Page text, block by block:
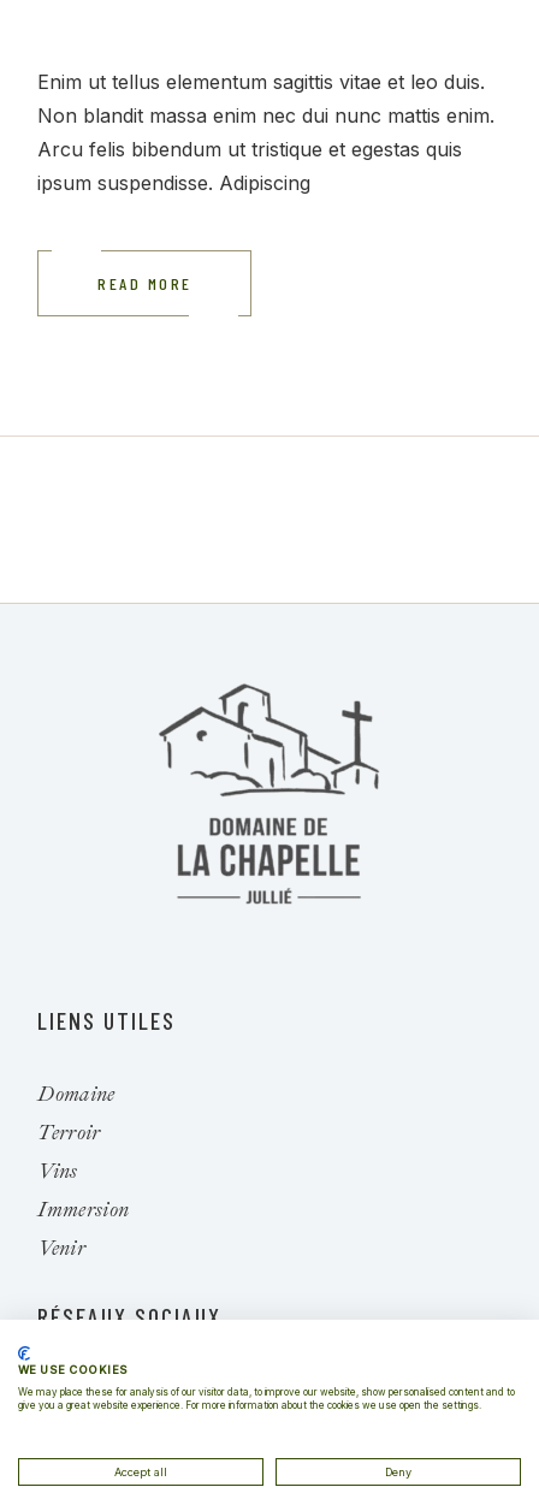
Enim ut tellus elementum sagittis vitae et leo duis.
Non blandit massa enim nec dui nunc mattis enim.
Arcu felis bibendum ut tristique et egestas quis
ipsum suspendisse. Adipiscing
READ MORE
LIENS UTILES
Domaine
Terroir
Vins
Immersion
Venir
RÉSEAUX SOCIAUX
Instagram
WE USE COOKIES
We may place these for analysis of our visitor data, to improve our website, show personalised content and to
give you a great website experience. For more information about the cookies we use open the settings.
Accept all Deny